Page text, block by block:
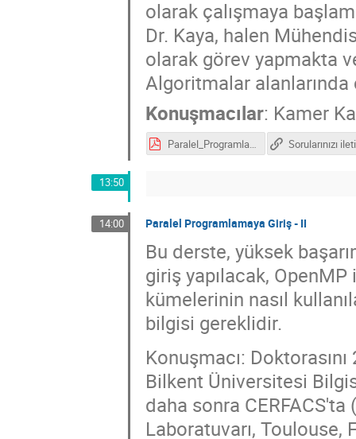
olarak çalışmaya
Dr. Kaya, halen
olarak görev yapmakta
Algoritmalar alanlarında
Konuşmacılar: Kamer
Paralel_Programlamaya_Giris.pdf Sorularınızı
13:50
14:00 Paralel Programlamaya Giriş - II
Bu derste, yüksek
giriş yapılacak,
kümelerinin nasıl
bilgisi gereklidir.
Konuşmacı:
Bilkent Üniversitesi
daha sonra
Laboratuvarı, Toulouse,